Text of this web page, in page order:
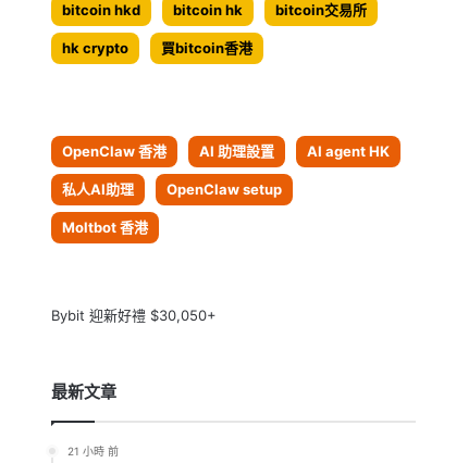
bitcoin hkd bitcoin hk bitcoin交易所
hk crypto 買bitcoin香港
OpenClaw 香港 AI 助理設置 AI agent HK
私人AI助理 OpenClaw setup
Moltbot 香港
Bybit 迎新好禮 $30,050+
最新文章
21 小時 前